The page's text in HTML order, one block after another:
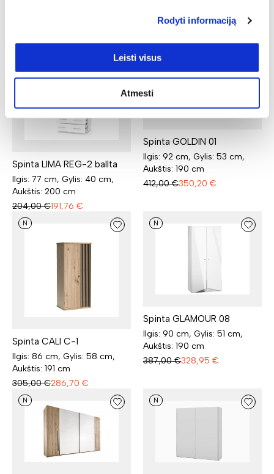
Rodyti informaciją
Leisti visus
Atmesti
Ilgis: 80 cm, Gylis: 50 cm,
Aukštis: 200 cm
€
Spinta LIMA REG-2 ballta
Ilgis: 77 cm, Gylis: 40 cm,
Aukštis: 200 cm
204,00 €191,76 €
Spinta GOLDIN 01
Ilgis: 92 cm, Gylis: 53 cm,
Aukštis: 190 cm
412,00 €350,20 €
N
Spinta CALI C-1
Ilgis: 86 cm, Gylis: 58 cm,
Aukštis: 191 cm
305,00 €286,70 €
N
Spinta GLAMOUR 08
Ilgis: 90 cm, Gylis: 51 cm,
Aukštis: 190 cm
387,00 €328,95 €
N N